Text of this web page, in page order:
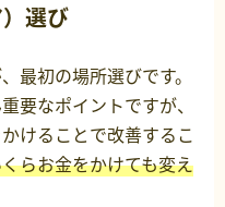
選び
最初の場所選びです。
要なポイントですが、
けることで改善するこ
らお金をかけても変え